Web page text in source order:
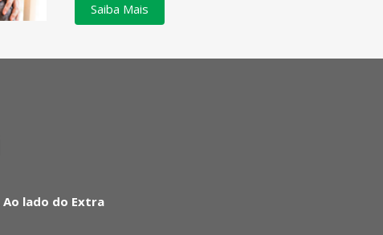
Saiba Mais
Ao lado do Extra